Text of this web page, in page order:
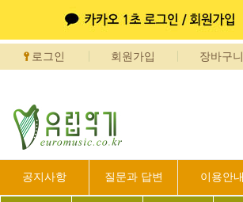
로그인 회원가입 장바구니
공지사항 질문과 답변 이용안내